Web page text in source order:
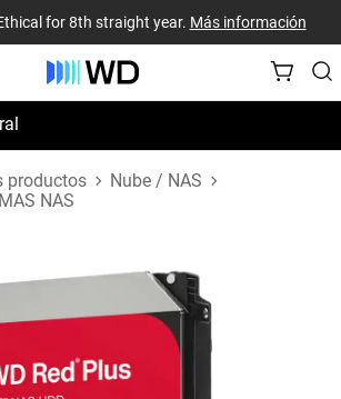
for 8th straight year. Más información
productos
Nube / NAS
NAS